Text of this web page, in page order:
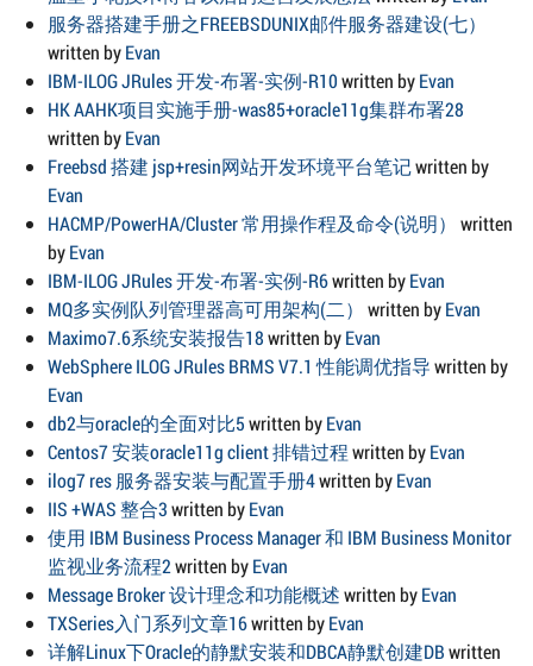
服务器搭建手册之FREEBSDUNIX邮件服务器建设(七）
written byEvan
IBM-ILOG JRules 开发-布署-实例-R10written byEvan
HK AAHK项目实施手册-was85+oracle11g集群布署28
written byEvan
Freebsd 搭建 jsp+resin网站开发环境平台笔记written by
Evan
HACMP/PowerHA/Cluster 常用操作程及命令(说明）
written
byEvan
IBM-ILOG JRules 开发-布署-实例-R6written byEvan
MQ多实例队列管理器高可用架构(二）
written byEvan
Maximo7.6系统安装报告18written byEvan
WebSphere ILOG JRules BRMS V7.1 性能调优指导written by
Evan
db2与oracle的全面对比5written byEvan
Centos7 安装oracle11g client 排错过程written byEvan
ilog7 res 服务器安装与配置手册4written byEvan
IIS +WAS 整合3written byEvan
使用 IBM Business Process Manager 和 IBM Business Monitor
监视业务流程2written byEvan
Message Broker 设计理念和功能概述written byEvan
TXSeries入门系列文章16written byEvan
详解Linux下Oracle的静默安装和DBCA静默创建DBwritten